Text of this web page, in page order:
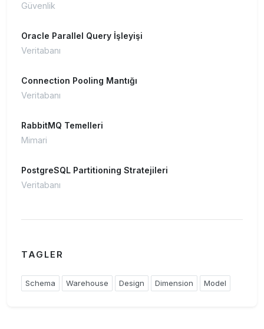
Güvenlik
Oracle Parallel Query İşleyişi
Veritabanı
Connection Pooling Mantığı
Veritabanı
RabbitMQ Temelleri
Mimari
PostgreSQL Partitioning Stratejileri
Veritabanı
TAGLER
Schema Warehouse Design Dimension Model